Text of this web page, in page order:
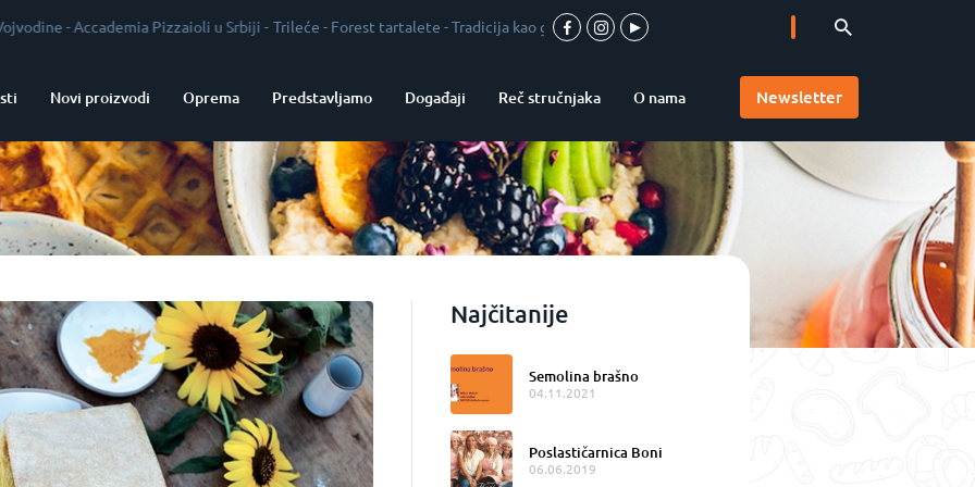
Pizzaioli u Srbiji- Trileće-Forest tartalete -Tradicija kao garant kvaliteta -Vrhunska pica u srcu Vojvodine Accademia Pizzaioli u
Novi proizvodi Oprema Predstavljamo Događaji Reč stručnjaka O nama Newsletter
Najčitanije
Semolina brašno
04.11.2021
Poslastičarnica Boni
06.06.2019